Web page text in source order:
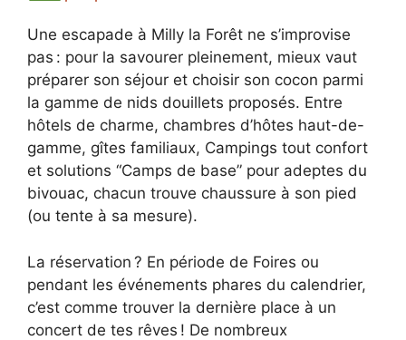
Une escapade à Milly la Forêt ne s’improvise
pas : pour la savourer pleinement, mieux vaut
préparer son séjour et choisir son cocon parmi
la gamme de nids douillets proposés. Entre
hôtels de charme, chambres d’hôtes haut-de-
gamme, gîtes familiaux, Campings tout confort
et solutions “Camps de base” pour adeptes du
bivouac, chacun trouve chaussure à son pied
(ou tente à sa mesure).
La réservation ? En période de Foires ou
pendant les événements phares du calendrier,
c’est comme trouver la dernière place à un
concert de tes rêves ! De nombreux